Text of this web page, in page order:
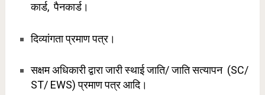
कार्ड, पैनकार्ड।
दिव्यांगता प्रमाण पत्र।
सक्षम अधिकारी द्वारा जारी स्थाई जाति/ जाति सत्यापन (SC/
ST/ EWS) प्रमाण पत्र आदि।